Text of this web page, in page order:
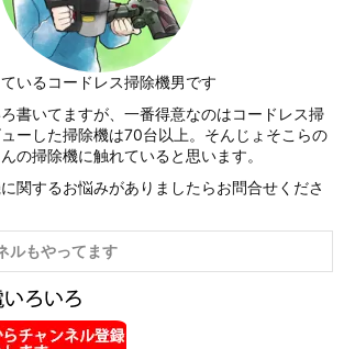
いるコードレス掃除機男です
書いてますが、一番得意なのはコードレス掃
ーした掃除機は70台以上。そんじょそこらの
の掃除機に触れていると思います。
関するお悩みがありましたらお問合せくださ
ルもやってます